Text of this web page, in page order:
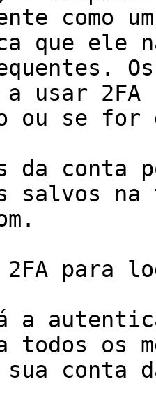
que ele
usar 2FA
ou se for
da conta
salvos
para
a
os
sua conta